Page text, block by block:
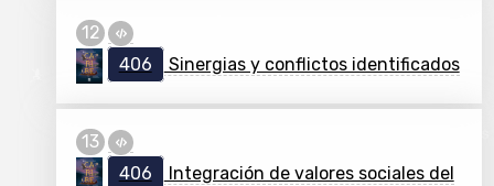
406 Sinergias y conflictos identificados
406
Integración de valores sociales del